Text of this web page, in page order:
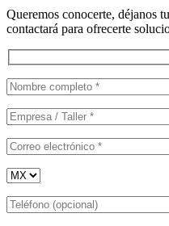
Queremos conocerte, déjanos
contactará para ofrecerte